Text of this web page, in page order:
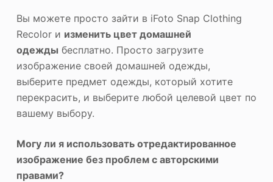
Вы можете просто зайти в iFoto Snap Clothing
Recolor и изменить цвет домашней
одежды бесплатно. Просто загрузите
изображение своей домашней одежды,
выберите предмет одежды, который хотите
перекрасить, и выберите любой целевой цвет по
вашему выбору.
Могу ли я использовать отредактированное
изображение без проблем с авторскими
правами?